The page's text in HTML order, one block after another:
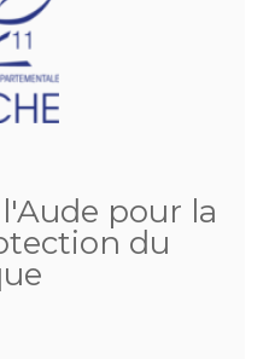
pour la
du